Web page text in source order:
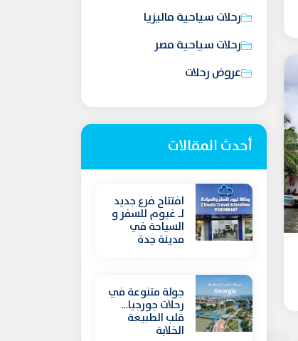
رحلات سياحية ماليزيا
رحلات سياحية مصر
عروض رحلات
أحدث المقالات
افتتاح فرع جديد
لـ غيوم للسفر و
السياحة في
مدينة جدة
جولة متنوعة في
رحلات جورجيا…
قلب الطبيعة
الخلابة